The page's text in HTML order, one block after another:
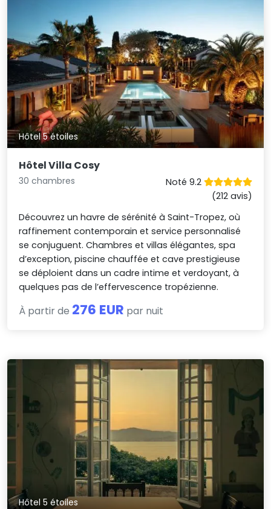
Hôtel 5 étoiles
Hôtel Villa Cosy
30 chambres
Noté 9.2
(212 avis)
Découvrez un havre de sérénité à Saint-Tropez, où
raffinement contemporain et service personnalisé
se conjuguent. Chambres et villas élégantes, spa
d’exception, piscine chauffée et cave prestigieuse
se déploient dans un cadre intime et verdoyant, à
quelques pas de l’effervescence tropézienne.
À partir de 276 EUR par nuit
Hôtel 5 étoiles